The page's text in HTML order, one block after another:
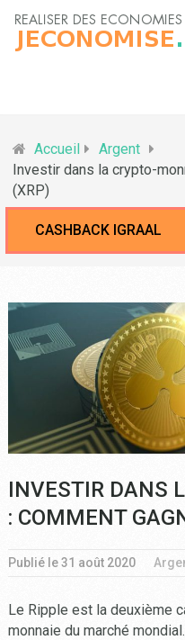
Accueil
Argent
Investir dans la crypto-
(XRP)
CASHBACK IGRAAL
INVESTIR DANS
: COMMENT
Publié le31 août 2020
Le Ripple est la deuxième
monnaie du marché